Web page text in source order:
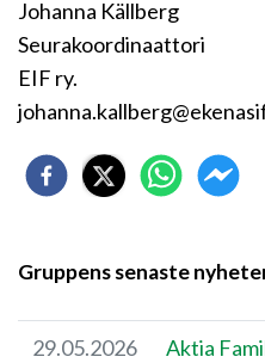
Johanna Källberg
Seurakoordinaattori
EIF ry.
Gruppens senaste
29.05.2026
Aktia